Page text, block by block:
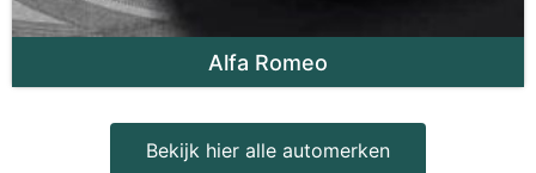
Alfa Romeo
Bekijk hier alle automerken